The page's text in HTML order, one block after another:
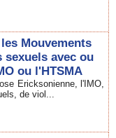
Mouvements
sexuels avec ou
ou l'HTSMA
Ericksonienne, l'IMO,
de viol...